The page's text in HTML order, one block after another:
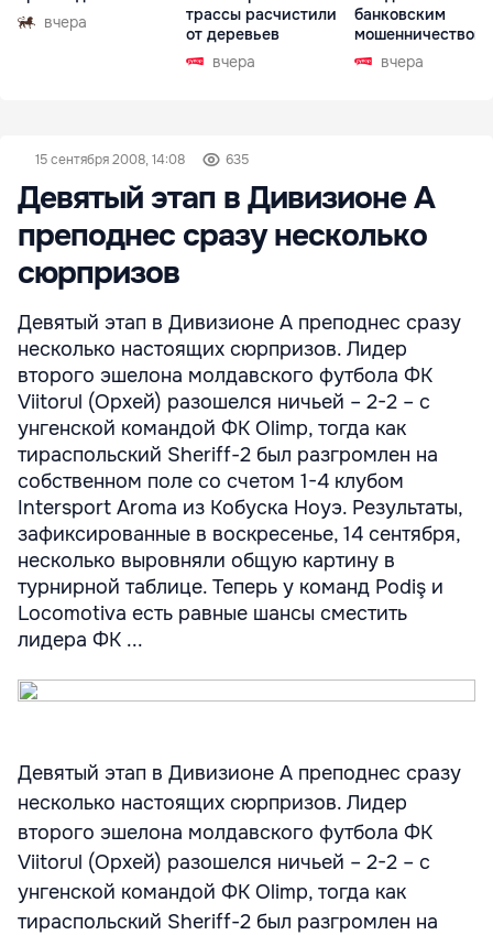
вчера
трассы расчистили
от деревьев
вчера
банковским
мошенничеством
Чехиивчера
15 сентября 2008, 14:08 635
Девятый этап в Дивизионе А
преподнес сразу несколько
сюрпризов
Девятый этап в Дивизионе А преподнес сразу
несколько настоящих сюрпризов. Лидер
второго эшелона молдавского футбола ФК
Viitorul (Орхей) разошелся ничьей – 2-2 – с
унгенской командой ФК Olimp, тогда как
тираспольский Sheriff-2 был разгромлен на
собственном поле со счетом 1-4 клубом
Intersport Aroma из Кобуска Ноуэ. Результаты,
зафиксированные в воскресенье, 14 сентября,
несколько выровняли общую картину в
турнирной таблице. Теперь у команд Podiş и
Locomotiva есть равные шансы сместить
лидера ФК ...
Девятый этап в Дивизионе А преподнес сразу
несколько настоящих сюрпризов. Лидер
второго эшелона молдавского футбола ФК
Viitorul (Орхей) разошелся ничьей – 2-2 – с
унгенской командой ФК Olimp, тогда как
тираспольский Sheriff-2 был разгромлен на